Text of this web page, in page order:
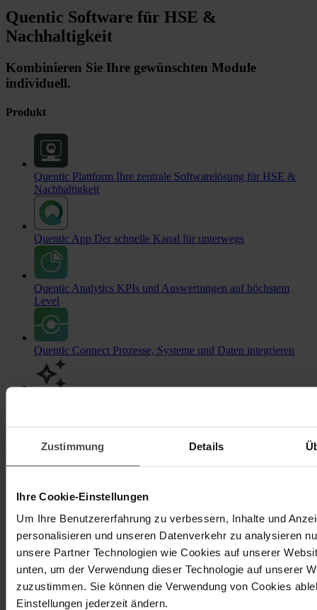
Zustimmung Details
Ihre Cookie-Einstellungen
Um Ihre Benutzererfahrung zu verbessern, Inhalte und
personalisieren und unseren Datenverkehr zu analysieren
unsere Partner Technologien wie Cookies auf unserer
unten, um der Verwendung dieser Technologie auf unserer
zuzustimmen. Sie können die Verwendung von Cookies
Einstellungen jederzeit ändern.
Quentic Software für HSE &
Nachhaltigkeit
Kombinieren Sie Ihre gewünschten Module
individuell.
Produkt
Quentic Plattform Ihre zentrale Softwarelösung für HSE &
Nachhaltigkeit
Quentic App Der schnelle Kanal für unterwegs
Quentic Analytics KPIs und Auswertungen auf höchstem
Level
Quentic Connect Prozesse, Systeme und Daten integrieren
Module & Themen
Risiken identifizieren, bewerten und
minimieren
GefahrstoffeGefahrstoffe und Gefahrgut komplett im Griff